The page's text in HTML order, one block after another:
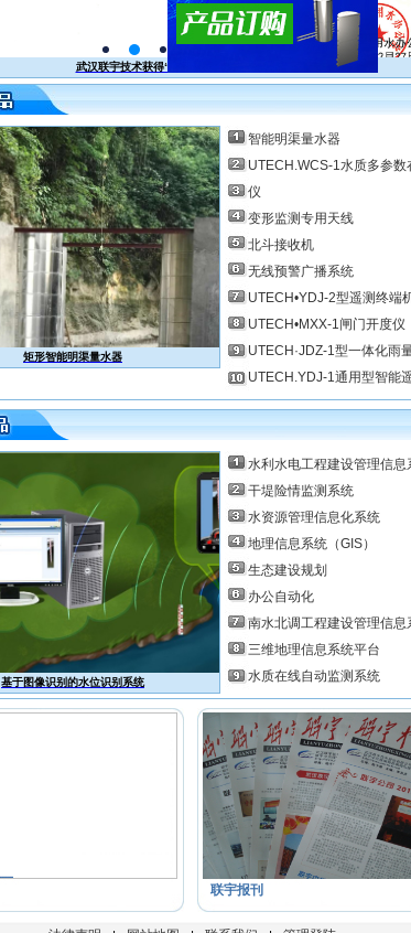
武汉联宇技术获得“国家成熟适用节水技术”证书
矩形智能明渠量水器 UTECH·MXX-1闸门开
智能明渠量水器
UTECH.WCS-1水质多参数
仪
变形监测专用天线
北斗接收机
无线预警广播系统
UTECH•YDJ-2型遥测终端
UTECH•MXX-1闸门开度仪
UTECH·JDZ-1型一体化雨
UTECH.YDJ-1通用型智能
基于图像识别的水位识别系统 三维地理信息系统平
水利水电工程建设管理信息
干堤险情监测系统
水资源管理信息化系统
地理信息系统（GIS）
生态建设规划
办公自动化
南水北调工程建设管理信息
三维地理信息系统平台
水质在线自动监测系统
联宇报刊